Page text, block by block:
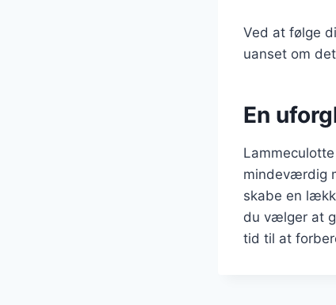
Ved at følge
uanset om
En
mindeværdig
skabe en
du vælger at
tid til at